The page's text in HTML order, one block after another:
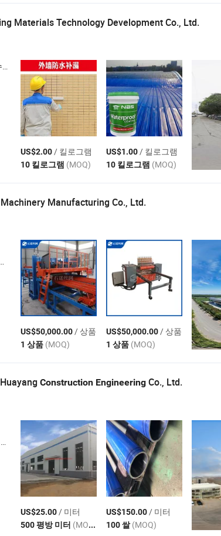
Materials Technology Development Co., Ltd.
US$2.00/ 킬로그램
10 킬로그램 (MOQ)
US$1.00/ 킬로그램
10 킬로그램 (MOQ)
Manufacturing Co., Ltd.
US$50,000.00/ 상품
1 상품 (MOQ)
US$50,000.00/ 상품
1 상품 (MOQ)
Construction Engineering Co., Ltd.
US$25.00/ 미터
500 평방 미터 (MOQ)
US$150.00/ 미터
100 쌀(MOQ)